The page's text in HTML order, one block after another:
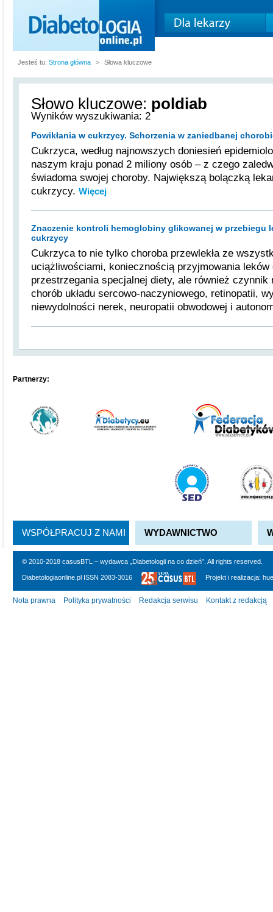
Jesteś tu: Strona główna > Słowa kluczowe
Słowo kluczowe: poldiab
Wyników wyszukiwania: 2
Powikłania w cukrzycy. Schorzenia w zaniedbanej
Cukrzyca, według najnowszych doniesień
naszym kraju ponad 2 miliony osób – z czego
świadoma swojej choroby. Największą bolączką
cukrzycy. Więcej
Znaczenie kontroli hemoglobiny glikowanej w przebiegu
cukrzycy
Cukrzyca to nie tylko choroba przewlekła ze
uciążliwościami, koniecznością przyjmowania
przestrzegania specjalnej diety, ale również czynnik
chorób układu sercowo-naczyniowego, retinopatii,
niewydolności nerek, neuropatii obwodowej i
Partnerzy:
WSPÓŁPRACUJ Z NAMI WYDAWNICTWO
© 2010-2018 casusBTL – wydawca „Diabetologii na co dzień”. All rights reserved.
Diabetologiaonline.pl ISSN 2083-3016 Projekt i realizacja:
Nota prawna Polityka prywatności Redakcja serwisu Kontakt z redakcją